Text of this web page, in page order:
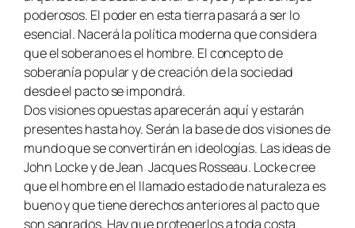
poderosos. El poder en esta tierra pasará a ser lo
esencial. Nacerá la política moderna que considera
que el soberano es el hombre. El concepto de
soberanía popular y de creación de la sociedad
desde el pacto se impondrá.
Dos visiones opuestas aparecerán aquí y estarán
presentes hasta hoy. Serán la base de dos visiones de
mundo que se convertirán en ideologías. Las ideas de
John Locke y de Jean Jacques Rosseau. Locke cree
que el hombre en el llamado estado de naturaleza es
bueno y que tiene derechos anteriores al pacto que
son sagrados. Hay que protegerlos a toda costa.